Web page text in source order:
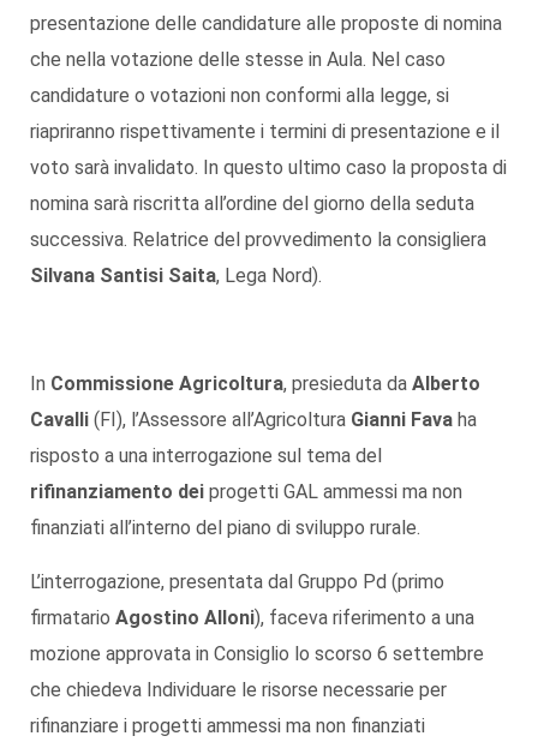
presentazione delle candidature alle proposte di nomina
che nella votazione delle stesse in Aula. Nel caso
candidature o votazioni non conformi alla legge, si
riapriranno rispettivamente i termini di presentazione e il
voto sarà invalidato. In questo ultimo caso la proposta di
nomina sarà riscritta all’ordine del giorno della seduta
successiva. Relatrice del provvedimento la consigliera
Silvana Santisi Saita, Lega Nord).
In Commissione Agricoltura, presieduta da Alberto
Cavalli (FI), l’Assessore all’Agricoltura Gianni Fava ha
risposto a una interrogazione sul tema del
rifinanziamento dei progetti GAL ammessi ma non
finanziati all’interno del piano di sviluppo rurale.
L’interrogazione, presentata dal Gruppo Pd (primo
firmatario Agostino Alloni), faceva riferimento a una
mozione approvata in Consiglio lo scorso 6 settembre
che chiedeva Individuare le risorse necessarie per
rifinanziare i progetti ammessi ma non finanziati